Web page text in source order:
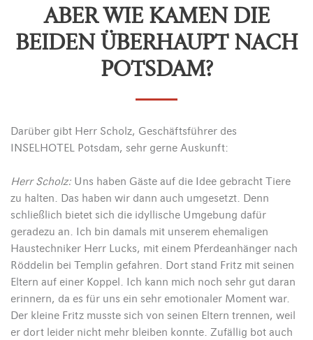
ABER WIE KAMEN DIE
BEIDEN ÜBERHAUPT NACH
POTSDAM?
Darüber gibt Herr Scholz, Geschäftsführer des
INSELHOTEL Potsdam, sehr gerne Auskunft:
Herr Scholz: Uns haben Gäste auf die Idee gebracht Tiere
zu halten. Das haben wir dann auch umgesetzt. Denn
schließlich bietet sich die idyllische Umgebung dafür
geradezu an. Ich bin damals mit unserem ehemaligen
Haustechniker Herr Lucks, mit einem Pferdeanhänger nach
Röddelin bei Templin gefahren. Dort stand Fritz mit seinen
Eltern auf einer Koppel. Ich kann mich noch sehr gut daran
erinnern, da es für uns ein sehr emotionaler Moment war.
Der kleine Fritz musste sich von seinen Eltern trennen, weil
er dort leider nicht mehr bleiben konnte. Zufällig bot auch